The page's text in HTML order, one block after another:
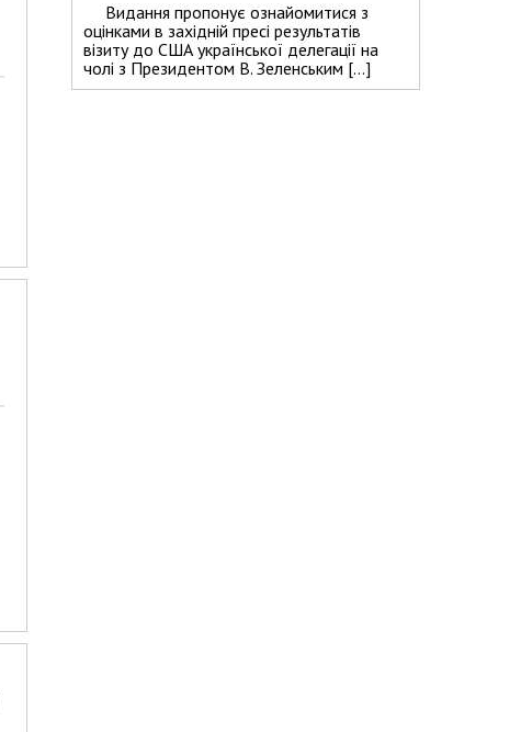
Видання пропонує ознайомитися з
оцінками в західній пресі результатів
візиту до США української делегації на
чолі з Президентом В. Зеленським […]